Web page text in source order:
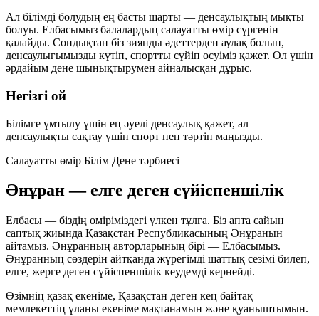
Ал білімді болудың ең басты шарты — денсаулықтың мықты
болуы. Елбасымыз балалардың салауатты өмір сүргенін
қалайды. Сондықтан біз зиянды әдеттерден аулақ болып,
денсаулығымызды күтіп, спортты сүйіп өсуіміз қажет. Ол үшін
әрдайым дене шынықтырумен айналысқан дұрыс.
Негізгі ой
Білімге ұмтылу үшін ең әуелі денсаулық қажет, ал
денсаулықты сақтау үшін спорт пен тәртіп маңызды.
Салауатты өмір Білім Дене тәрбиесі
Әнұран — елге деген сүйіспеншілік
Елбасы — біздің өміріміздегі үлкен тұлға. Біз апта сайын
саптық жиында Қазақстан Республикасының Әнұранын
айтамыз. Әнұранның авторларының бірі — Елбасымыз.
Әнұранның сөздерін айтқанда жүрегімді шаттық сезімі билеп,
елге, жерге деген сүйіспеншілік кеудемді кернейді.
Өзімнің қазақ екеніме, Қазақстан деген кең байтақ
мемлекеттің ұланы екеніме мақтанамын және қуаныштымын.